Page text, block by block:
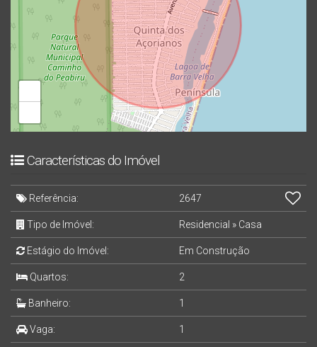
Características do Imóvel
Referência: 2647
Tipo de Imóvel: Residencial » Casa
Estágio do Imóvel: Em Construção
Quartos: 2
Banheiro: 1
Vaga: 1